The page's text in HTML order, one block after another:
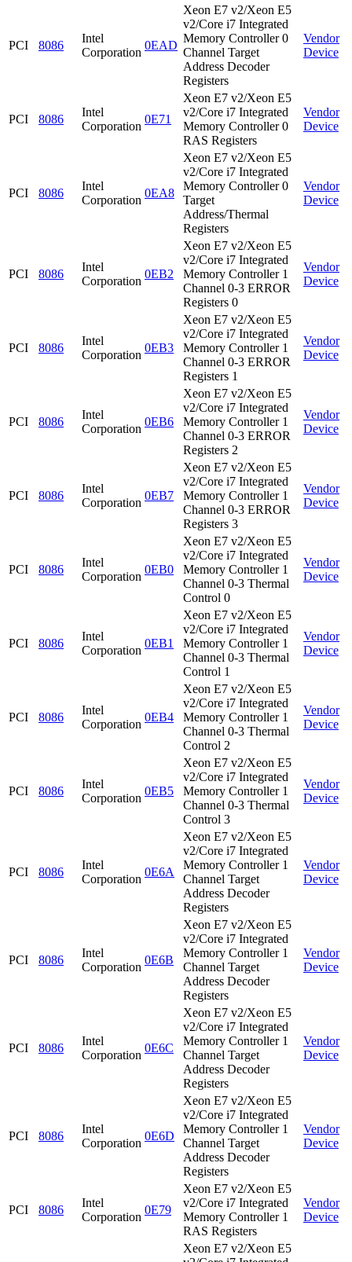
PCI 8086
Intel
Corporation
0EAD
Xeon E7 v2/Xeon E5
v2/Core i7 Integrated
Memory Controller 0
Channel Target
Address Decoder
Registers
Vendor
Device
PCI 8086
Intel
Corporation
0E71
Xeon E7 v2/Xeon E5
v2/Core i7 Integrated
Memory Controller 0
RAS Registers
Vendor
Device
PCI 8086
Intel
Corporation
0EA8
Xeon E7 v2/Xeon E5
v2/Core i7 Integrated
Memory Controller 0
Target
Address/Thermal
Registers
Vendor
Device
PCI 8086
Intel
Corporation
0EB2
Xeon E7 v2/Xeon E5
v2/Core i7 Integrated
Memory Controller 1
Channel 0-3 ERROR
Registers 0
Vendor
Device
PCI 8086
Intel
Corporation
0EB3
Xeon E7 v2/Xeon E5
v2/Core i7 Integrated
Memory Controller 1
Channel 0-3 ERROR
Registers 1
Vendor
Device
PCI 8086
Intel
Corporation
0EB6
Xeon E7 v2/Xeon E5
v2/Core i7 Integrated
Memory Controller 1
Channel 0-3 ERROR
Registers 2
Vendor
Device
PCI 8086
Intel
Corporation
0EB7
Xeon E7 v2/Xeon E5
v2/Core i7 Integrated
Memory Controller 1
Channel 0-3 ERROR
Registers 3
Vendor
Device
PCI 8086
Intel
Corporation
0EB0
Xeon E7 v2/Xeon E5
v2/Core i7 Integrated
Memory Controller 1
Channel 0-3 Thermal
Control 0
Vendor
Device
PCI 8086
Intel
Corporation
0EB1
Xeon E7 v2/Xeon E5
v2/Core i7 Integrated
Memory Controller 1
Channel 0-3 Thermal
Control 1
Vendor
Device
PCI 8086
Intel
Corporation
0EB4
Xeon E7 v2/Xeon E5
v2/Core i7 Integrated
Memory Controller 1
Channel 0-3 Thermal
Control 2
Vendor
Device
PCI 8086
Intel
Corporation
0EB5
Xeon E7 v2/Xeon E5
v2/Core i7 Integrated
Memory Controller 1
Channel 0-3 Thermal
Control 3
Vendor
Device
PCI 8086
Intel
Corporation
0E6A
Xeon E7 v2/Xeon E5
v2/Core i7 Integrated
Memory Controller 1
Channel Target
Address Decoder
Registers
Vendor
Device
PCI 8086
Intel
Corporation
0E6B
Xeon E7 v2/Xeon E5
v2/Core i7 Integrated
Memory Controller 1
Channel Target
Address Decoder
Registers
Vendor
Device
PCI 8086
Intel
Corporation
0E6C
Xeon E7 v2/Xeon E5
v2/Core i7 Integrated
Memory Controller 1
Channel Target
Address Decoder
Registers
Vendor
Device
PCI 8086
Intel
Corporation
0E6D
Xeon E7 v2/Xeon E5
v2/Core i7 Integrated
Memory Controller 1
Channel Target
Address Decoder
Registers
Vendor
Device
PCI 8086
Intel
Corporation
0E79
Xeon E7 v2/Xeon E5
v2/Core i7 Integrated
Memory Controller 1
RAS Registers
Vendor
Device
Xeon E7 v2/Xeon E5